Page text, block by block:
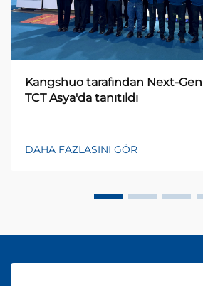
Kangshuo tarafından Next-Gen
TCT Asya'da tanıtıldı
DAHA FAZLASINI GÖR